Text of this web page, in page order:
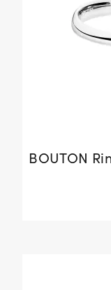
BOUTON